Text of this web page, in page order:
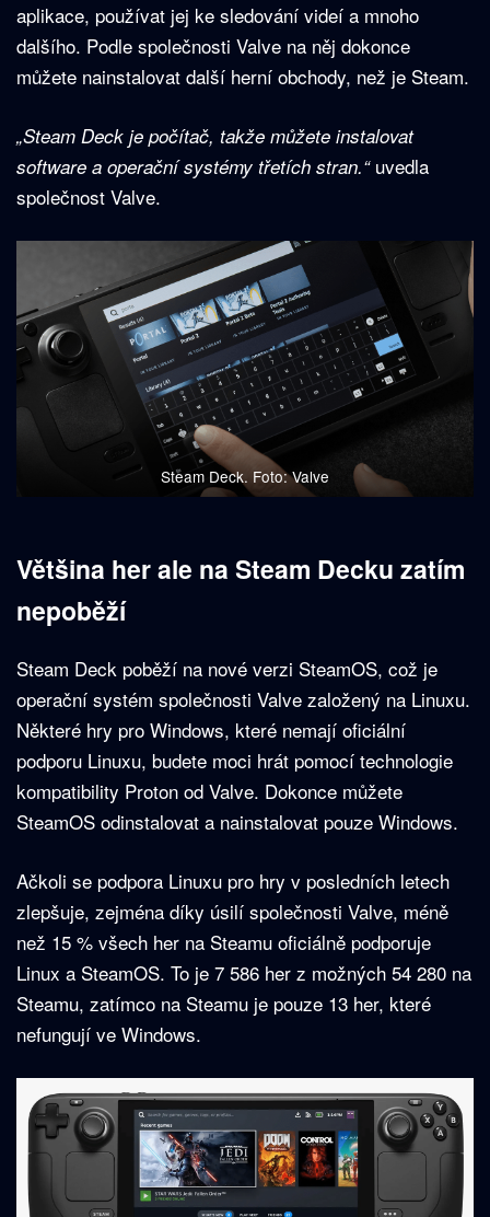
aplikace, používat jej ke sledování videí a mnoho
dalšího. Podle společnosti Valve na něj dokonce
můžete nainstalovat další herní obchody, než je Steam.
„Steam Deck je počítač, takže můžete instalovat
software a operační systémy třetích stran.“uvedla
společnost Valve.
Steam Deck. Foto: Valve
Většina her ale na Steam Decku zatím
nepoběží
Steam Deck poběží na nové verzi SteamOS, což je
operační systém společnosti Valve založený na Linuxu.
Některé hry pro Windows, které nemají oficiální
podporu Linuxu, budete moci hrát pomocí technologie
kompatibility Proton od Valve. Dokonce můžete
SteamOS odinstalovat a nainstalovat pouze Windows.
Ačkoli se podpora Linuxu pro hry v posledních letech
zlepšuje, zejména díky úsilí společnosti Valve, méně
než 15 % všech her na Steamu oficiálně podporuje
Linux a SteamOS. To je 7 586 her z možných 54 280 na
Steamu, zatímco na Steamu je pouze 13 her, které
nefungují ve Windows.